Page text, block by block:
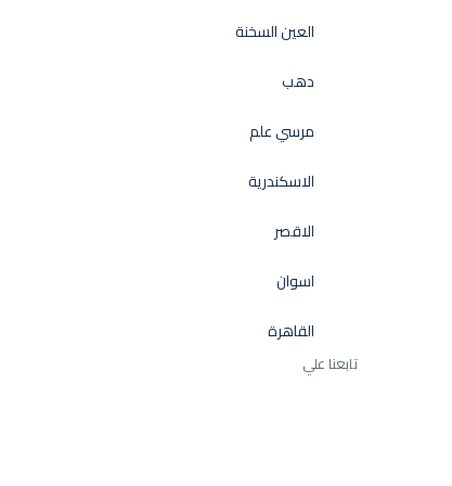
العين السخنة
دهب
مرسي علم
الاسكندرية
الاقصر
اسوان
القاهرة
تابعنا علي